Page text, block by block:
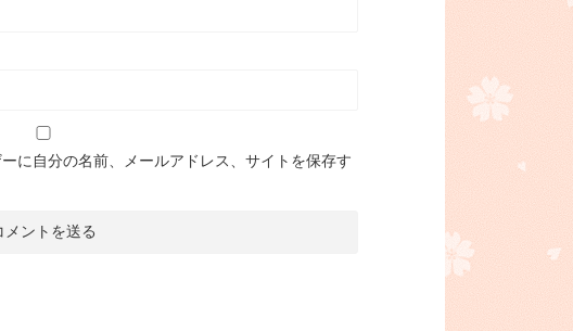
に自分の名前、メールアドレス、サイトを保存す